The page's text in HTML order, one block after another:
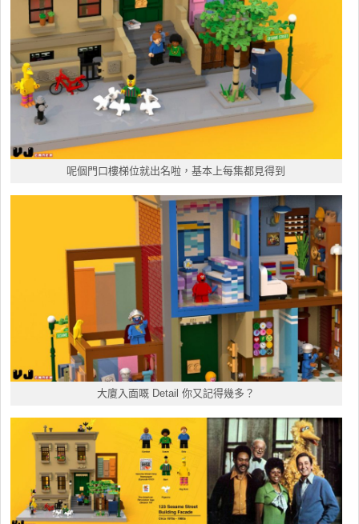
呢個門口樓梯位就出名啦，基本上每集都見得到
大廈入面嘅 Detail 你又記得幾多？